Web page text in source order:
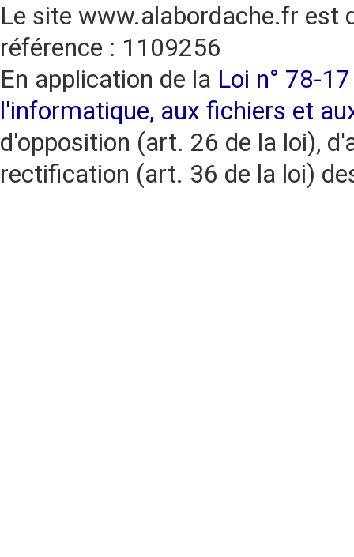
Le site www.alabordache.fr est
référence : 1109256
En application de la Loi n° 78-
l'informatique, aux fichiers et
d'opposition (art. 26 de la loi),
rectification (art. 36 de la loi)